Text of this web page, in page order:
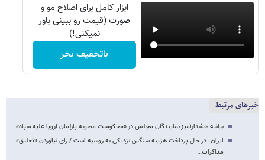
ابزار کامل برای اصلاح مو و
صورت (قیمت رو ببینی باور
نمیکنی!)
باتخفیف بخر
خبرهای مرتبط
بیانیه هشدارآمیز نمایندگان مجلس در «محکومیت مصوبه پارلمان اروپا علیه سپاه»
ایران، در حال پرداخت هزینه سنگین نزدیکی به روسیه است / رای نیاوردن «تعلیق»
مذاکرات…